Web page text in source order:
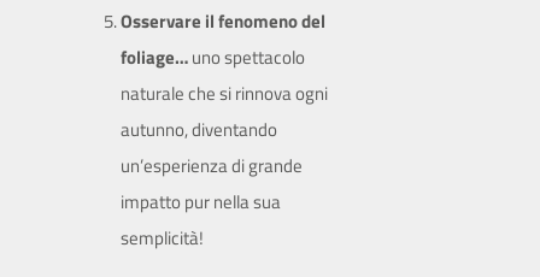
Osservare il fenomeno del
foliage…uno spettacolo
naturale che si rinnova ogni
autunno, diventando
un’esperienza di grande
impatto pur nella sua
semplicità!